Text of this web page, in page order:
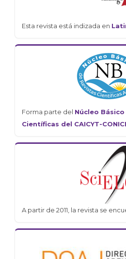
Esta revista está indizada en
Forma parte del Núcleo
Científicas del CAICYT-
A partir de 2011, la revista se